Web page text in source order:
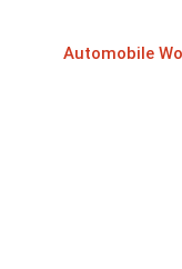
Automobile